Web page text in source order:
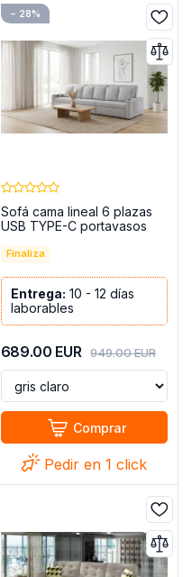
− 28%
Sofá cama lineal 6 plazas
USB TYPE-C portavasos
Finaliza
Entrega: 10 - 12 días
laborables
689.00 EUR 949.00EUR
Comprar
Pedir en 1 click